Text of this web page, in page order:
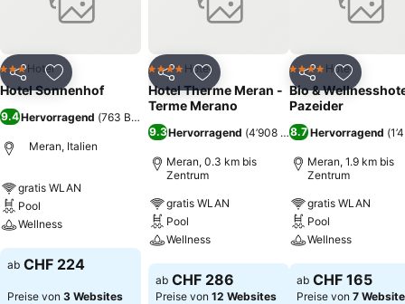
Teilen Zu Favoriten hinzufügen
3 SterneHotel
Hotel Sonnenhof
9.4Hervorragend (763 Bewertungen
Meran, Italien
gratis WLAN
Pool
Wellness
Preise sehen
ab CHF 224
Preise von 3 Websites
Teilen Zu Favoriten hinzufügen
4 SterneHotel
Hotel Therme Meran -
Terme Merano
9.3Hervorragend (4’908 Bewertungen)
Meran, 0.3 km bis
Zentrum
gratis WLAN
Pool
Wellness
Preise sehen
ab CHF 286
Preise von 12 Websites
Teilen Zu
4 SterneHotel
Bio &
Pazeider
8.7Hervorragend (
Meran, 1.9 km bis
Zentrum
gratis WLAN
Pool
Wellness
Preise sehen
ab CHF 165
Preise von 7